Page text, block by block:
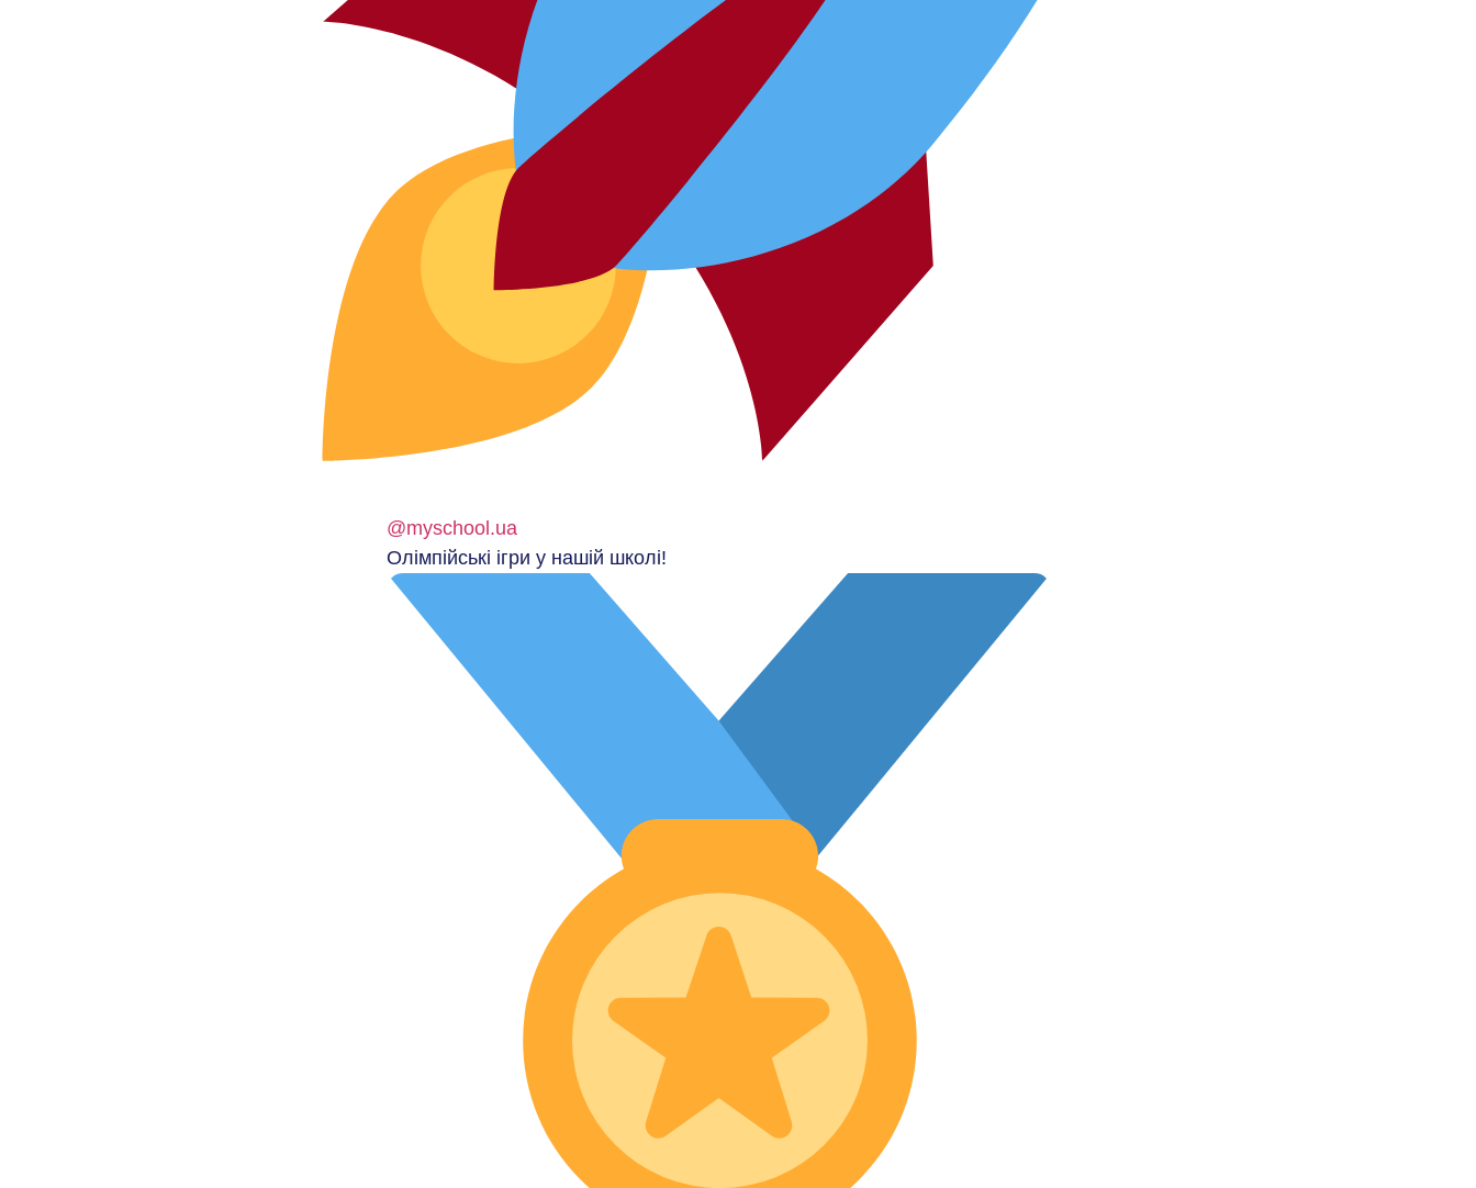
@myschool.ua
Олімпійські ігри у нашій школі!